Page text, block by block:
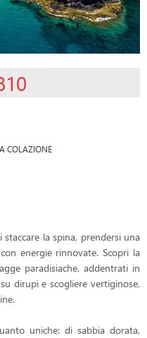
COLAZIONE
la spina, prendersi una
energie rinnovate. Scopri la
paradisiache, addentrati in
dirupi e scogliere vertiginose,
uniche: di sabbia dorata,